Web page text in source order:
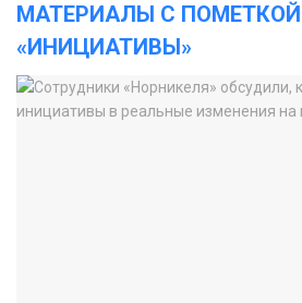
МАТЕРИАЛЫ С ПОМЕТКОЙ
«ИНИЦИАТИВЫ»